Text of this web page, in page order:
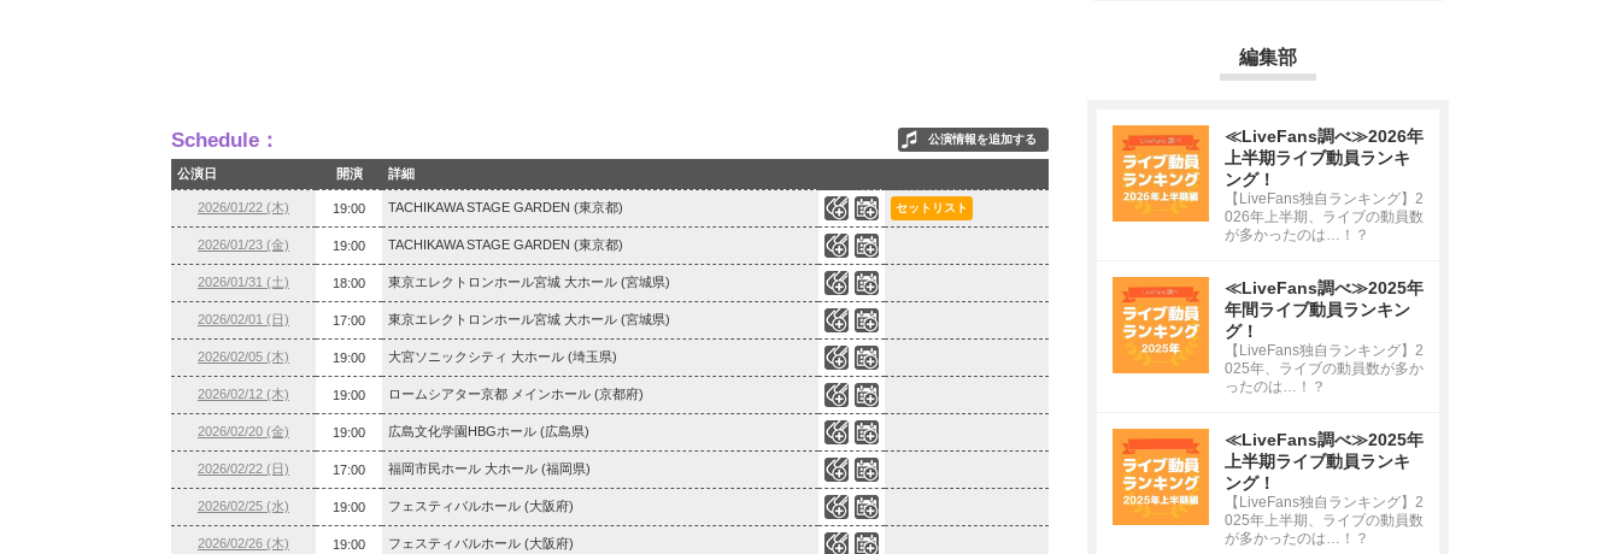
Schedule： 公演情報を追加する
公演日 開演 詳細
2026/01/22 (木) 19:00 TACHIKAWA STAGE GARDEN (東京都) 0 セットリスト
2026/01/23 (金) 19:00 TACHIKAWA STAGE GARDEN (東京都) 0
2026/01/31 (土) 18:00 東京エレクトロンホール宮城 大ホール (宮城県) 0
2026/02/01 (日) 17:00 東京エレクトロンホール宮城 大ホール (宮城県) 0
2026/02/05 (木) 19:00 大宮ソニックシティ 大ホール (埼玉県) 0
2026/02/12 (木) 19:00 ロームシアター京都 メインホール (京都府) 0
2026/02/20 (金) 19:00 広島文化学園HBGホール (広島県) 0
2026/02/22 (日) 17:00 福岡市民ホール 大ホール (福岡県) 0
2026/02/25 (水) 19:00 フェスティバルホール (大阪府) 0
2026/02/26 (木) 19:00 フェスティバルホール (大阪府) 0
編集部
≪LiveFans調べ≫2026年
上半期ライブ動員ランキ
ング！
【LiveFans独自ランキング】2
026年上半期、ライブの動員数
が多かったのは…！？
≪LiveFans調べ≫2025年
年間ライブ動員ランキン
グ！
【LiveFans独自ランキング】2
025年、ライブの動員数が多か
ったのは…！？
≪LiveFans調べ≫2025年
上半期ライブ動員ランキ
ング！
【LiveFans独自ランキング】2
025年上半期、ライブの動員数
が多かったのは…！？